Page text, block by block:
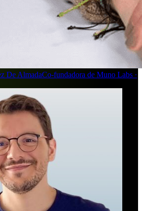
De AlmadaCo-fundadora de Muno Labs ·